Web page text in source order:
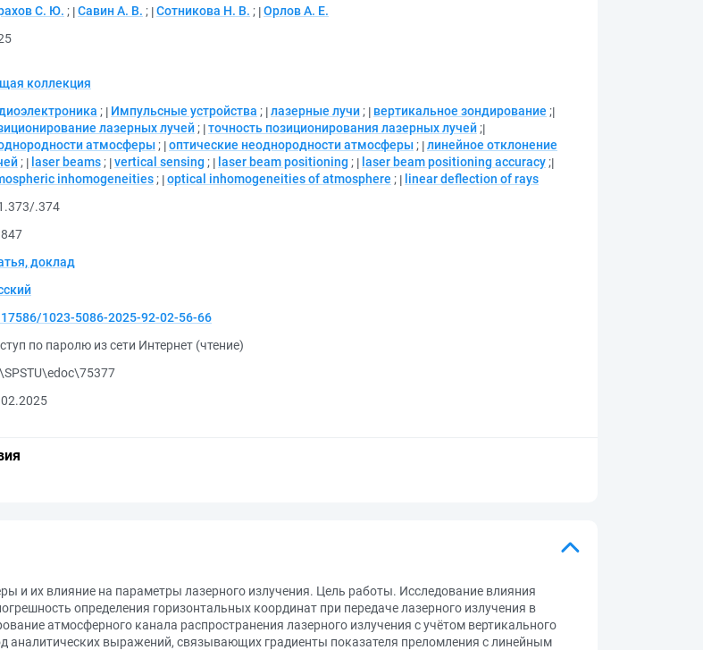
С. Ю. ; Савин А. В. ; Сотникова Н. В. ; Орлов А. Е.
коллекция
; Импульсные устройства ; лазерные лучи ; вертикальное зондирование ;
лазерных лучей ; точность позиционирования лазерных лучей ;
атмосферы ; оптические неоднородности атмосферы ; линейное отклонение
; laser beams ; vertical sensing ; laser beam positioning ; laser beam positioning accuracy ;
inhomogeneities ; optical inhomogeneities of atmosphere ;
linear deflection of rays
.374
доклад
1023-5086-2025-92-02-56-66
по паролю из сети Интернет (чтение)
и их влияние на параметры лазерного излучения. Цель работы. Исследование влияния
определения горизонтальных координат при передаче лазерного излучения в
атмосферного канала распространения лазерного излучения с учётом вертикального
аналитических выражений, связывающих градиенты показателя преломления с линейным